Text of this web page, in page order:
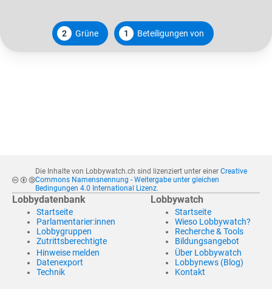
2 Grüne 1 Beteiligungen von
Die Inhalte von Lobbywatch.ch sind lizenziert unter einer Creative
Commons Namensnennung - Weitergabe unter gleichen
Bedingungen 4.0 International Lizenz.
Lobbydatenbank
Startseite
Parlamentarier:innen
Lobbygruppen
Zutrittsberechtigte
Hinweise melden
Datenexport
Technik
Lobbywatch
Startseite
Wieso Lobbywatch?
Recherche & Tools
Bildungsangebot
Über Lobbywatch
Lobbynews (Blog)
Kontakt